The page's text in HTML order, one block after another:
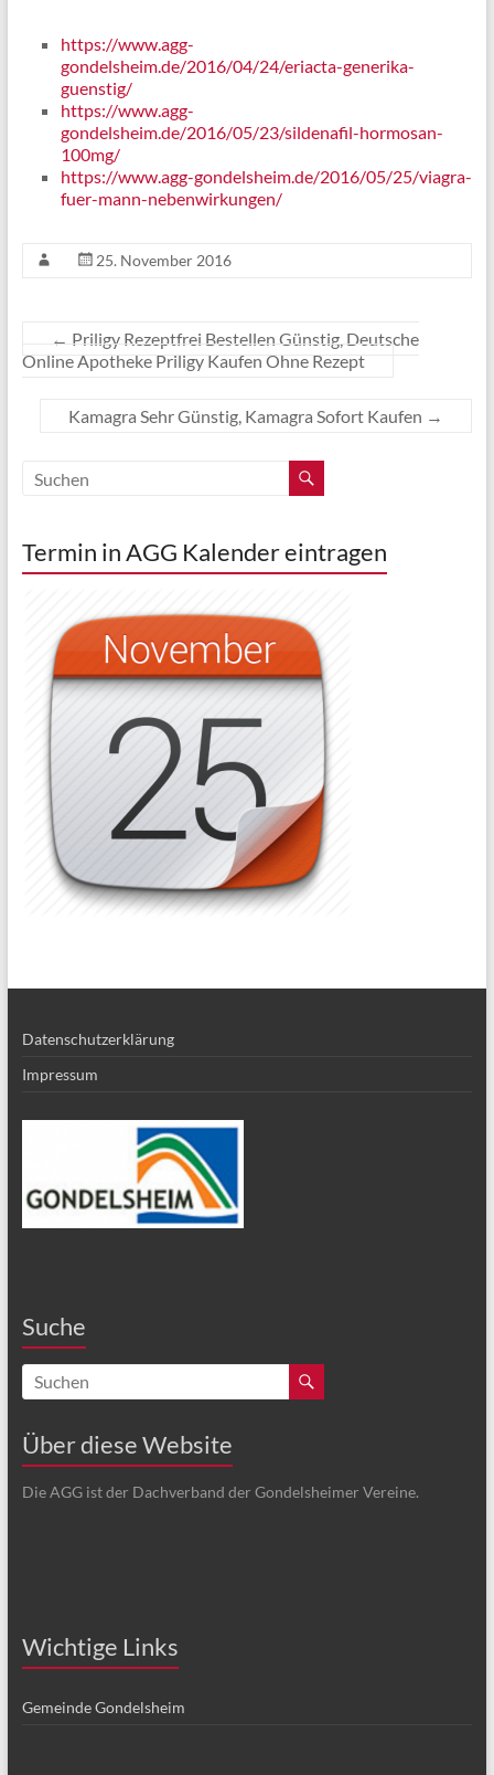
https://www.agg-
gondelsheim.de/2016/04/24/eriacta-generika-
guenstig/
https://www.agg-
gondelsheim.de/2016/05/23/sildenafil-hormosan-
100mg/
https://www.agg-gondelsheim.de/2016/05/25/viagra-
fuer-mann-nebenwirkungen/
25. November 2016
← Priligy Rezeptfrei Bestellen Günstig, Deutsche
Online Apotheke Priligy Kaufen Ohne Rezept
Kamagra Sehr Günstig, Kamagra Sofort Kaufen →
Termin in AGG Kalender eintragen
Datenschutzerklärung
Impressum
Suche
Über diese Website
Die AGG ist der Dachverband der Gondelsheimer Vereine.
Wichtige Links
Gemeinde Gondelsheim